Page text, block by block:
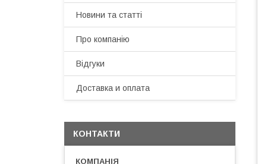
Новини та статті
Про компанію
Відгуки
Доставка и оплата
КОНТАКТИ